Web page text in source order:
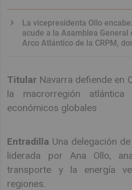
La vicepresidenta Ollo
acude a la Asamblea General
Arco Atlántico de la CRPM,
Titular Navarra defiende en
la macrorregión
económicos globales
Entradilla Una delegación
liderada por Ana Ollo,
transporte y la energía
regiones.